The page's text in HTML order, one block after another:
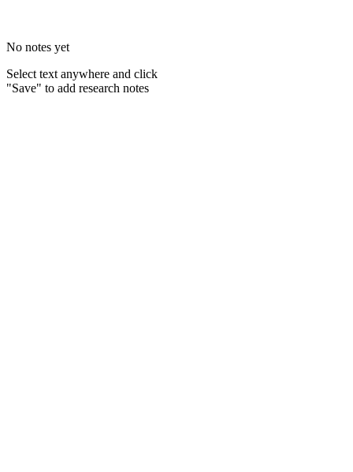
No notes yet
Select text anywhere and click
"Save" to add research notes